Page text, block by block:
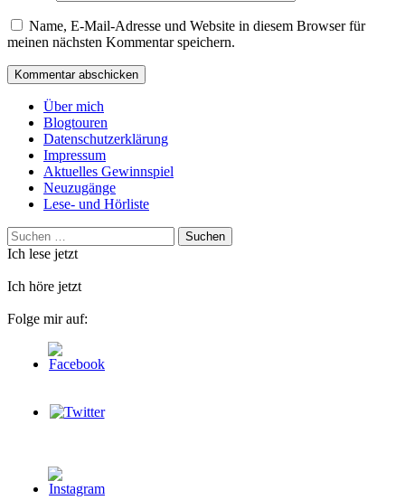
Name, E-Mail-Adresse und Website in diesem Browser für
meinen nächsten Kommentar speichern.
Über mich
Blogtouren
Datenschutzerklärung
Impressum
Aktuelles Gewinnspiel
Neuzugänge
Lese- und Hörliste
Suchen
nach:
Ich lese jetzt
Ich höre jetzt
Folge mir auf: